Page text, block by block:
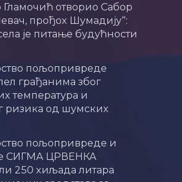
отворио Сабор
прођох Шумадију“:
је питање будућности
пољопривреде
грађанима због
температура и
ризика од шумских
пољопривреде и
СИГМА ЦРВЕНКА
250 хиљада литара